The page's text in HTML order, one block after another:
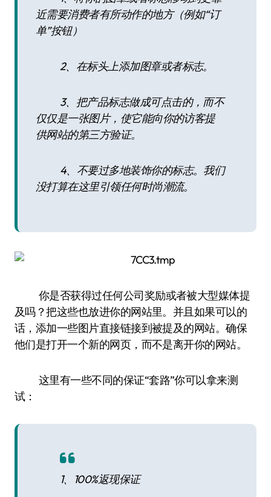
近需要消费者有所动作的地方（例如“订
单”按钮）
2、在标头上添加图章或者标志。
3、把产品标志做成可点击的，而不
仅仅是一张图片，使它能向你的访客提
供网站的第三方验证。
4、不要过多地装饰你的标志。我们
没打算在这里引领任何时尚潮流。
你是否获得过任何公司奖励或者被大型媒体提
及吗？把这些也放进你的网站里。并且如果可以的
话，添加一些图片直接链接到被提及的网站。确保
他们是打开一个新的网页，而不是离开你的网站。
这里有一些不同的保证“套路”你可以拿来测
试：
1、100%返现保证